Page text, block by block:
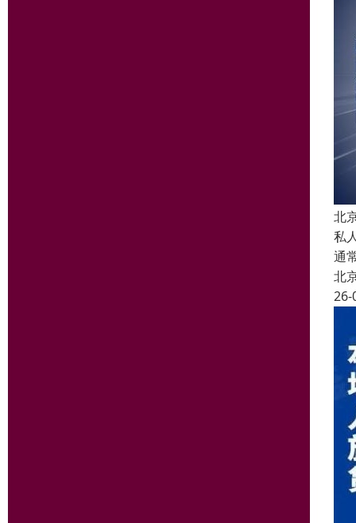
北
私
通
北
26-